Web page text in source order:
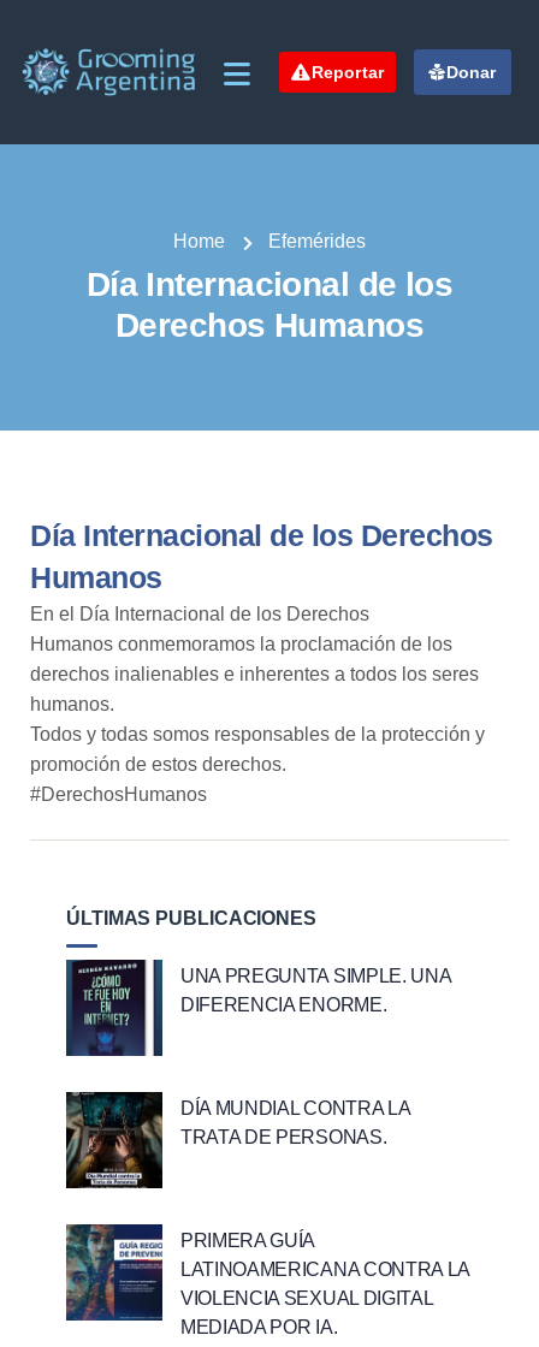
Reportar Donar
Home Efemérides
Día Internacional de los
Derechos Humanos
Día Internacional de los Derechos
Humanos
En el Día Internacional de los Derechos
Humanos conmemoramos la proclamación de los
derechos inalienables e inherentes a todos los seres
humanos.
Todos y todas somos responsables de la protección y
promoción de estos derechos.
#DerechosHumanos
ÚLTIMAS PUBLICACIONES
UNA PREGUNTA SIMPLE. UNA
DIFERENCIA ENORME.
DÍA MUNDIAL CONTRA LA
TRATA DE PERSONAS.
PRIMERA GUÍA
LATINOAMERICANA CONTRA LA
VIOLENCIA SEXUAL DIGITAL
MEDIADA POR IA.